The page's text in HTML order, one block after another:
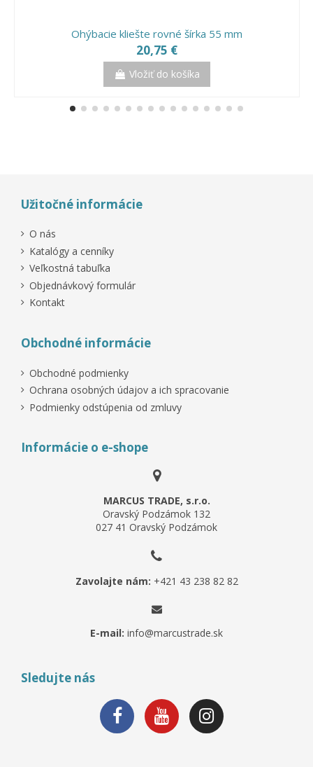
Ohýbacie kliešte rovné šírka 55 mm
20,75 €
Vložiť do košíka
Užitočné informácie
O nás
Katalógy a cenníky
Veľkostná tabuľka
Objednávkový formulár
Kontakt
Obchodné informácie
Obchodné podmienky
Ochrana osobných údajov a ich spracovanie
Podmienky odstúpenia od zmluvy
Informácie o e-shope
MARCUS TRADE, s.r.o.
Oravský Podzámok 132
027 41 Oravský Podzámok
Zavolajte nám: +421 43 238 82 82
E-mail: info@marcustrade.sk
Sledujte nás